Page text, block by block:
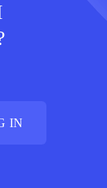
IN